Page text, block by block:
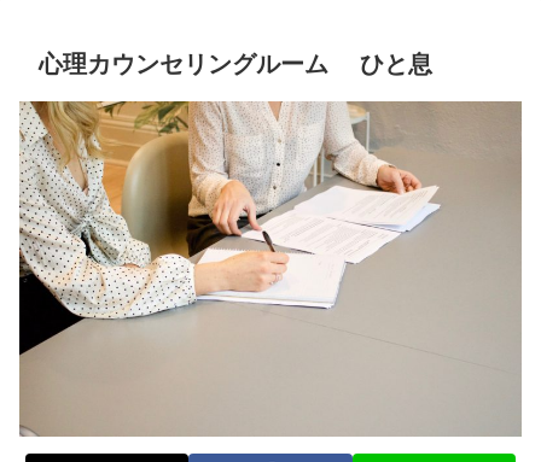
心理カウンセリングルーム ひと息